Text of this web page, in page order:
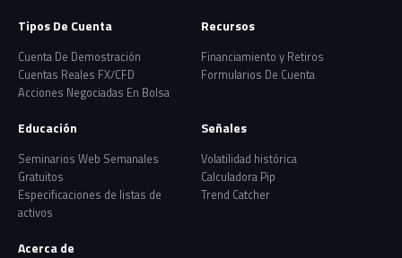
Tipos De Cuenta
Cuenta De Demostración
Cuentas Reales FX/CFD
Acciones Negociadas En Bolsa
Recursos
Financiamiento y Retiros
Formularios De Cuenta
Educación
Seminarios Web Semanales
Gratuitos
Especificaciones de listas de
activos
Señales
Volatilidad histórica
Calculadora Pip
Trend Catcher
Acerca de